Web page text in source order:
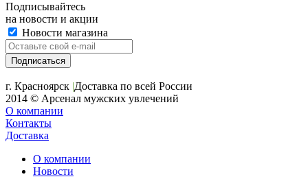
Подписывайтесь
на новости и акции
Новости магазина
г. Красноярск |Доставка по всей России
2014 © Арсенал мужских увлечений
О компании
Контакты
Доставка
О компании
Новости